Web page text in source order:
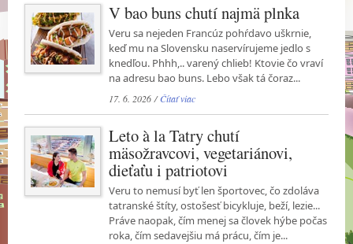
V bao buns chutí najmä plnka
Veru sa nejeden Francúz pohŕdavo uškrnie,
keď mu na Slovensku naservírujeme jedlo s
knedľou. Phhh,.. varený chlieb! Ktovie čo vraví
na adresu bao buns. Lebo však tá čoraz...
17. 6. 2026 /Čítať viac
Leto à la Tatry chutí
mäsožravcovi, vegetariánovi,
dieťaťu i patriotovi
Veru to nemusí byť len športovec, čo zdoláva
tatranské štíty, ostošesť bicykluje, beží, lezie...
Práve naopak, čím menej sa človek hýbe počas
roka, čím sedavejšiu má prácu, čím je...